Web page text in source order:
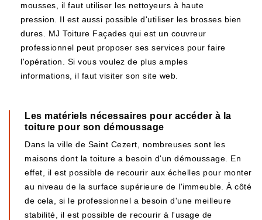
mousses, il faut utiliser les nettoyeurs à haute
pression. Il est aussi possible d'utiliser les brosses bien
dures. MJ Toiture Façades qui est un couvreur
professionnel peut proposer ses services pour faire
l'opération. Si vous voulez de plus amples
informations, il faut visiter son site web.
Les matériels nécessaires pour accéder à la
toiture pour son démoussage
Dans la ville de Saint Cezert, nombreuses sont les
maisons dont la toiture a besoin d'un démoussage. En
effet, il est possible de recourir aux échelles pour monter
au niveau de la surface supérieure de l'immeuble. À côté
de cela, si le professionnel a besoin d'une meilleure
stabilité, il est possible de recourir à l'usage de